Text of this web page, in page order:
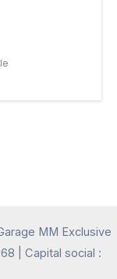
MM Exclusive
| Capital social :